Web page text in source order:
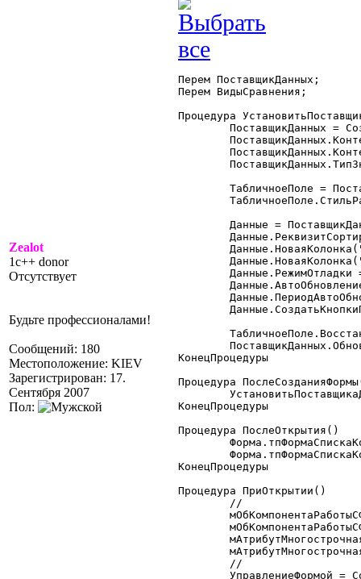
Zealot
1c++ donor
Отсутствует
Будьте профессионалами!
Сообщений: 180
Местоположение: KIEV
Зарегистрирован: 17.
Сентября 2007
Пол:
Перем ПоставщикДанных;
Перем ВидыСравнения;
Процедура
КонецПроцедуры
Процедура
КонецПроцедуры
Процедура ПослеОткрытия()
КонецПроцедуры
Процедура ПриОткрытии()